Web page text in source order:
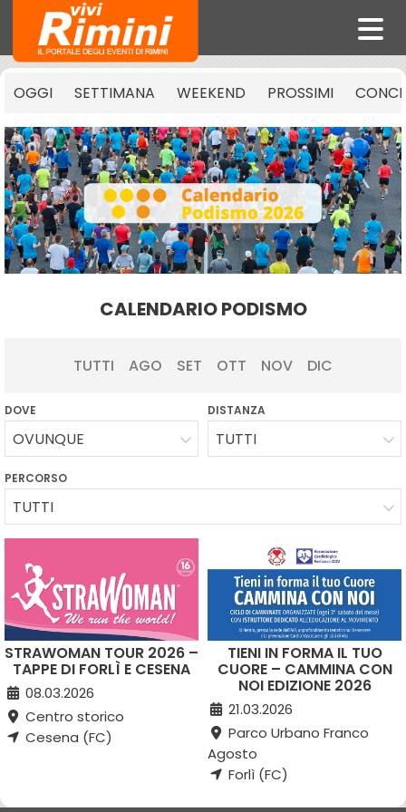
OGGI SETTIMANA WEEKEND PROSSIMI
CALENDARIO PODISMO
TUTTI AGO SET OTT NOV DIC
DOVE
OVUNQUE
DISTANZA
TUTTI
PERCORSO
TUTTI
STRAWOMAN TOUR 2026 –
TAPPE DI FORLÌ E CESENA
08.03.2026
Centro storico
Cesena (FC)
TIENI IN FORMA IL TUO
CUORE – CAMMINA CON
NOI EDIZIONE 2026
21.03.2026
Parco Urbano Franco
Agosto
Forlì (FC)